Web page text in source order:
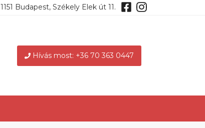
1151 Budapest, Székely Elek út 11.
Hívás most: +36 70 363 0447